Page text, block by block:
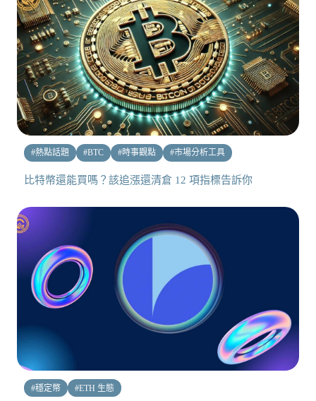
#熱點話題 #BTC #時事觀點 #市場分析工具
比特幣還能買嗎？該追漲還清倉 12 項指標告訴你
#穩定幣 #ETH 生態